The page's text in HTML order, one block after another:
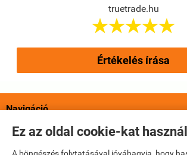
Ez az oldal cookie-kat
truetrade.hu

Értékelés írása
Navigáció
Saját fiók